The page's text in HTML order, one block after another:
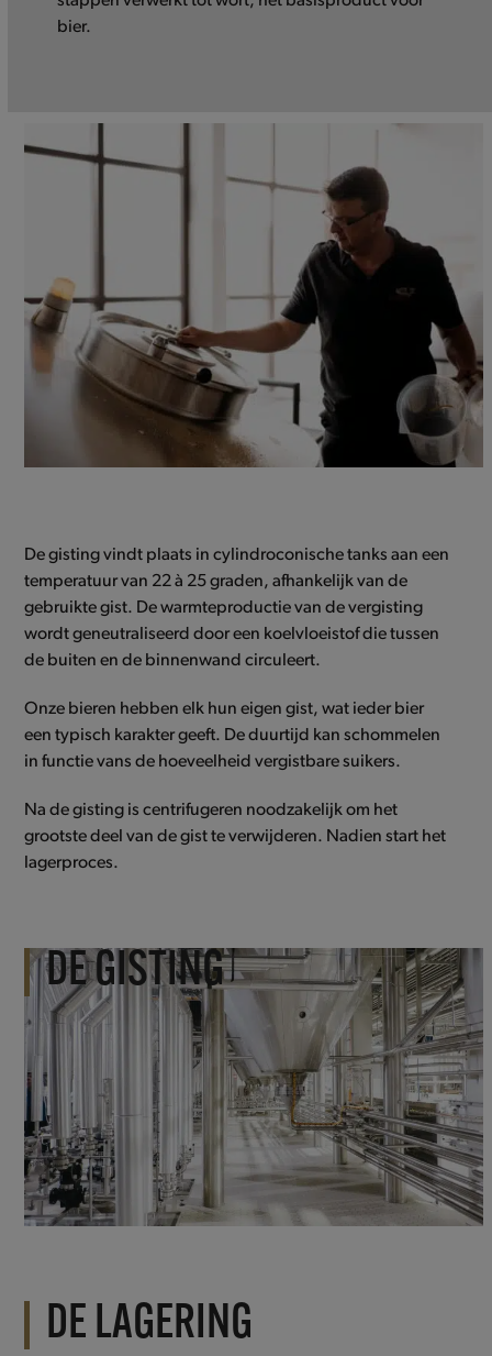
bier.
De gisting vindt plaats in cylindroconische tanks aan een
temperatuur van 22 à 25 graden, afhankelijk van de
gebruikte gist. De warmteproductie van de vergisting
wordt geneutraliseerd door een koelvloeistof die tussen
de buiten en de binnenwand circuleert.
Onze bieren hebben elk hun eigen gist, wat ieder bier
een typisch karakter geeft. De duurtijd kan schommelen
in functie vans de hoeveelheid vergistbare suikers.
Na de gisting is centrifugeren noodzakelijk om het
grootste deel van de gist te verwijderen. Nadien start het
lagerproces.
DE GISTING
DE LAGERING